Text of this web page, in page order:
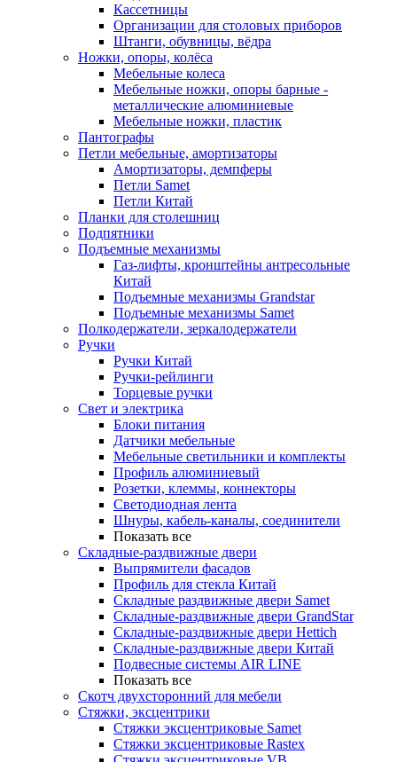
Кассетницы
Организации для столовых приборов
Штанги, обувницы, вёдра
Ножки, опоры, колёса
Мебельные колеса
Мебельные ножки, опоры барные -
металлические алюминиевые
Мебельные ножки, пластик
Пантографы
Петли мебельные, амортизаторы
Амортизаторы, демпферы
Петли Samet
Петли Китай
Планки для столешниц
Подпятники
Подъемные механизмы
Газ-лифты, кронштейны антресольные
Китай
Подъемные механизмы Grandstar
Подъемные механизмы Samet
Полкодержатели, зеркалодержатели
Ручки
Ручки Китай
Ручки-рейлинги
Торцевые ручки
Свет и электрика
Блоки питания
Датчики мебельные
Мебельные светильники и комплекты
Профиль алюминиевый
Розетки, клеммы, коннекторы
Светодиодная лента
Шнуры, кабель-каналы, соединители
Показать все
Складные-раздвижные двери
Выпрямители фасадов
Профиль для стекла Китай
Складные раздвижные двери Samet
Складные-раздвижные двери GrandStar
Складные-раздвижные двери Hettich
Складные-раздвижные двери Китай
Подвесные системы AIR LINE
Показать все
Скотч двухсторонний для мебели
Стяжки, эксцентрики
Cтяжки эксцентриковые Samet
Стяжки эксцентриковые Rastex